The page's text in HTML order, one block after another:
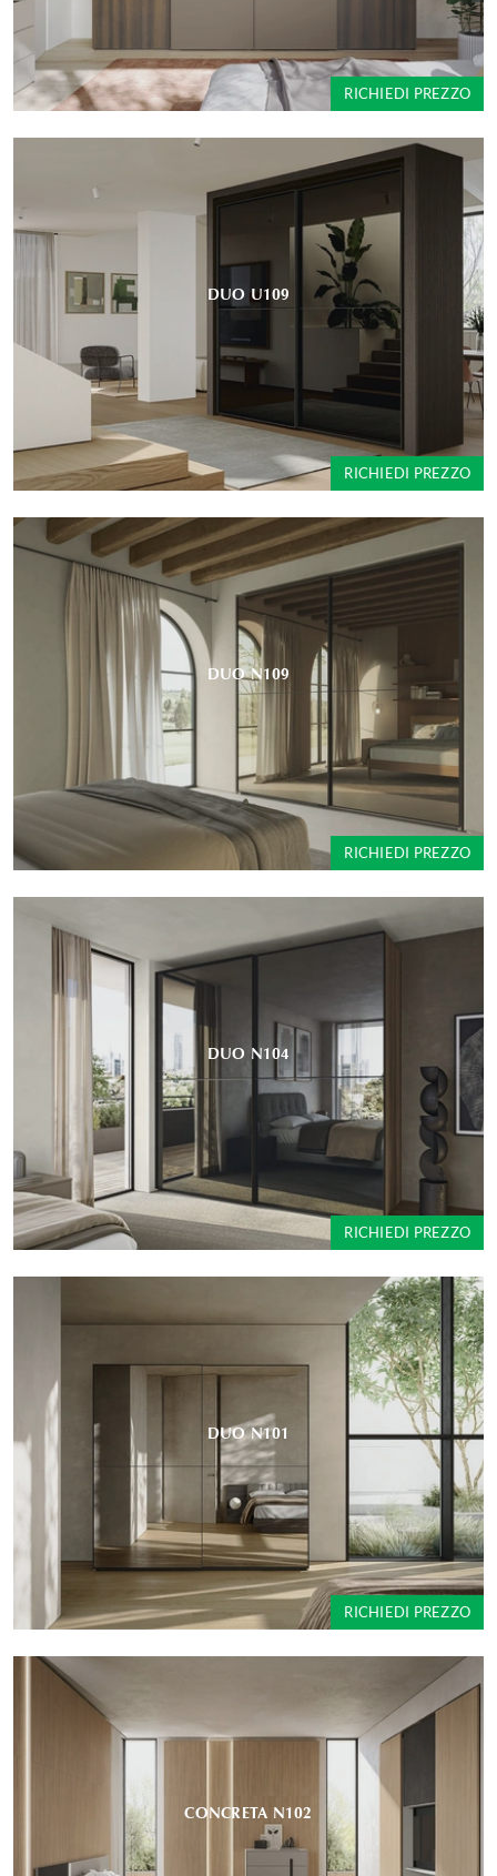
RICHIEDI PREZZO
DUO U109
RICHIEDI PREZZO
DUO N109
RICHIEDI PREZZO
DUO N104
RICHIEDI PREZZO
DUO N101
RICHIEDI PREZZO
CONCRETA N102